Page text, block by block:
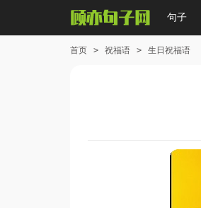
句子
首页 > 祝福语 > 生日祝福语